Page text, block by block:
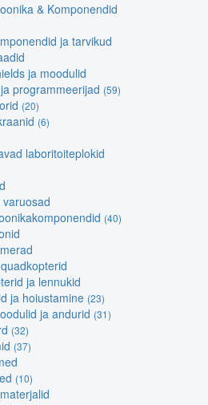
& Komponendid
ja tarvikud
ja moodulid
programmeerijad (59)
(20)
(6)
laboritoiteplokid
(40)
ja lennukid
ja hoiustamine (23)
ja andurid (31)
(32)
(37)
(10)